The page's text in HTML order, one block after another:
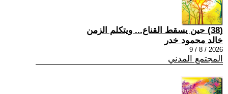
(38) حين يسقط القناع... ويتكلم الزمن
خالد محمود خدر
2026 / 8 / 9
المجتمع المدني